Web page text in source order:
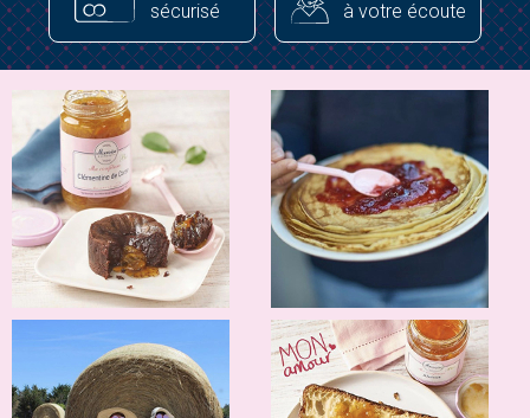
sécurisé
à votre écoute